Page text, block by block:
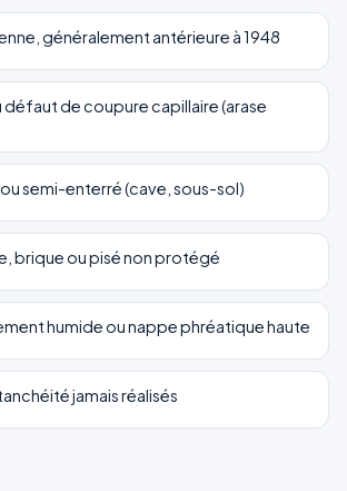
généralement antérieure à 1948
défaut de coupure capillaire (arase
semi-enterré (cave, sous-sol)
brique ou pisé non protégé
humide ou nappe phréatique haute
jamais réalisés